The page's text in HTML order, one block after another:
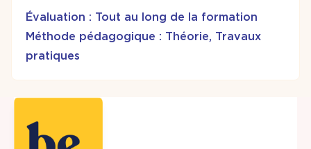
Évaluation : Tout au long de la formation
Méthode pédagogique : Théorie, Travaux
pratiques